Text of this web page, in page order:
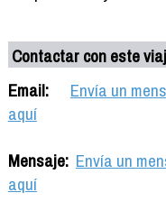
Contactar con este
Email:
Envía un
aquí
Mensaje: Envía un
aquí